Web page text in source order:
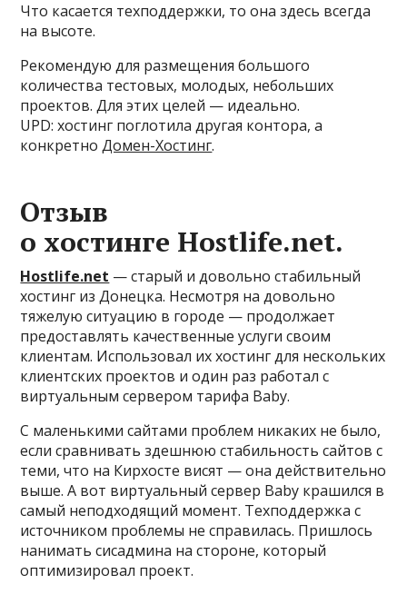
Что касается техподдержки, то она здесь всегда
на высоте.
Рекомендую для размещения большого
количества тестовых, молодых, небольших
проектов. Для этих целей — идеально.
UPD: хостинг поглотила другая контора, а
конкретноДомен-Хостинг.
Отзыв
о хостинге Hostlife.net.
Hostlife.net — старый и довольно стабильный
хостинг из Донецка. Несмотря на довольно
тяжелую ситуацию в городе — продолжает
предоставлять качественные услуги своим
клиентам. Использовал их хостинг для нескольких
клиентских проектов и один раз работал с
виртуальным сервером тарифа Baby.
С маленькими сайтами проблем никаких не было,
если сравнивать здешнюю стабильность сайтов с
теми, что на Кирхосте висят — она действительно
выше. А вот виртуальный сервер Baby крашился в
самый неподходящий момент. Техподдержка с
источником проблемы не справилась. Пришлось
нанимать сисадмина на стороне, который
оптимизировал проект.